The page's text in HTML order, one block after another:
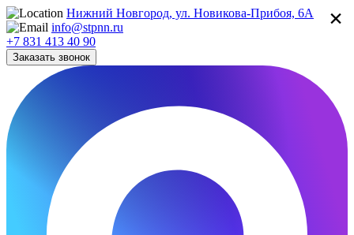
Нижний Новгород, ул. Новикова-Прибоя, 6А
info@stpnn.ru
+7 831 413 40 90
Заказать звонок
×